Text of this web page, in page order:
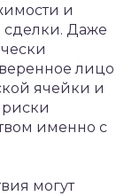
и
сделки. Даже
лицо
ячейки и
именно с
могут